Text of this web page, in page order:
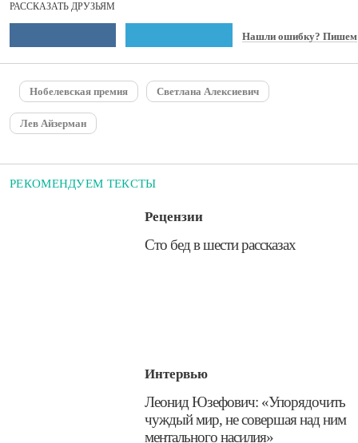
РАССКАЗАТЬ ДРУЗЬЯМ
Нашли ошибку? Пишем
Нобелевская премия Светлана Алексиевич
Лев Айзерман
РЕКОМЕНДУЕМ ТЕКСТЫ
Рецензии
Сто бед в шести рассказах
Интервью
​Леонид Юзефович: «Упорядочить
чуждый мир, не совершая над ним
ментального насилия»